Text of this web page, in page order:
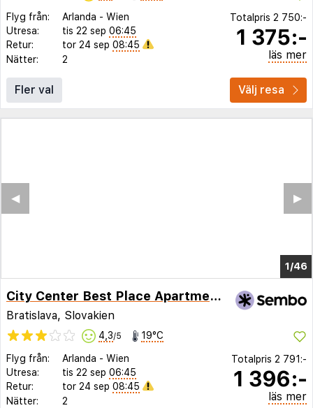
Flyg från: Arlanda - Wien
Utresa:
tis 22 sep 06:45
Retur:
tor 24 sep 08:45
Nätter:
2
Totalpris 2 750:-
1 375:-
läs mer
Fler val Välj resa
1/42
▶︎
◀︎
City Center Best Place Apartments
Bratislava, Slovakien
4,3/5 19°C
Flyg från: Arlanda - Wien
Utresa:
tis 22 sep 06:45
Retur:
tor 24 sep 08:45
Nätter:
2
Totalpris 2 791:-
1 396:-
läs mer